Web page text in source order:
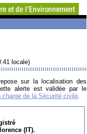
locale)
sur la localisation des
alerte est validée par le
charge de la Sécurité civile.
(IT).